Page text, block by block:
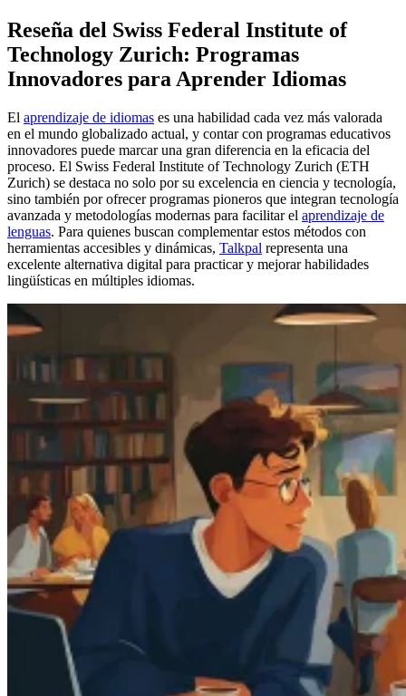
Reseña del Swiss Federal Institute of
Technology Zurich: Programas
Innovadores para Aprender Idiomas
El aprendizaje de idiomas es una habilidad cada vez más valorada
en el mundo globalizado actual, y contar con programas educativos
innovadores puede marcar una gran diferencia en la eficacia del
proceso. El Swiss Federal Institute of Technology Zurich (ETH
Zurich) se destaca no solo por su excelencia en ciencia y tecnología,
sino también por ofrecer programas pioneros que integran tecnología
avanzada y metodologías modernas para facilitar el aprendizaje de
lenguas. Para quienes buscan complementar estos métodos con
herramientas accesibles y dinámicas, Talkpal representa una
excelente alternativa digital para practicar y mejorar habilidades
lingüísticas en múltiples idiomas.